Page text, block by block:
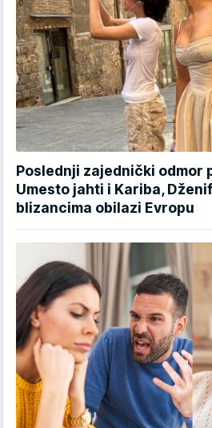
Poslednji zajednički odmor
Umesto jahti i Kariba,
blizancima obilazi Evropu